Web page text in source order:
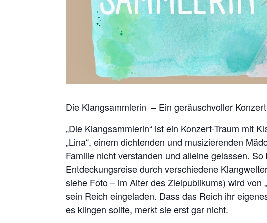
Die Klangsammlerin – Ein geräuschvoller
„Die Klangsammlerin“ ist ein Konzert-Traum mit
„Lina“, einem dichtenden und musizierenden
Familie nicht verstanden und alleine gelassen.
Entdeckungsreise durch verschiedene
siehe Foto – im Alter des Zielpublikums) wird von
sein Reich eingeladen. Dass das Reich ihr
es klingen sollte, merkt sie erst gar nicht.